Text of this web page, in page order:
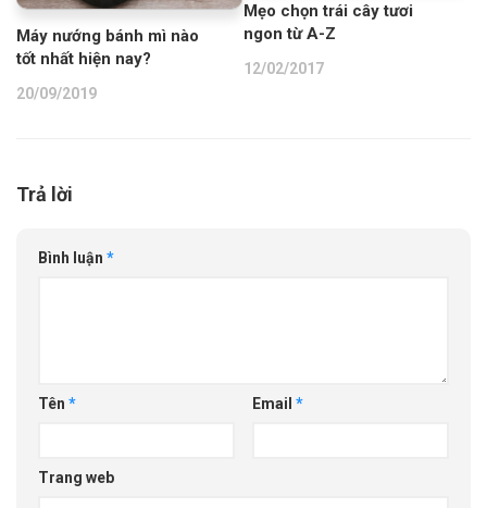
Máy nướng bánh mì nào
tốt nhất hiện nay?
20/09/2019
Mẹo chọn trái cây tươi
ngon từ A-Z
12/02/2017
Trả lời
Bình luận *
Tên * Email *
Trang web